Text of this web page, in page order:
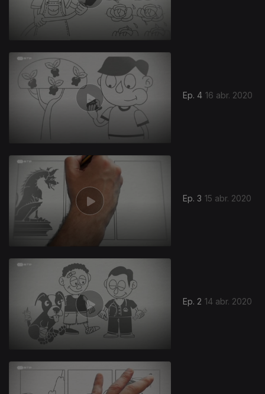
Ep. 4 16 abr. 2020
Ep. 3 15 abr. 2020
Ep. 2 14 abr. 2020
466646